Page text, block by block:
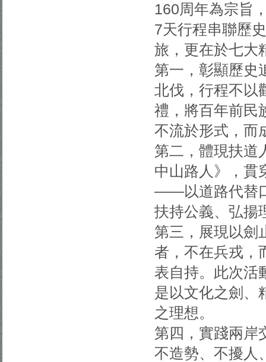
160周年為宗旨
7天行程串聯歷
旅，更在於七大
第一，彰顯歷史
北伐，行程不以
禮，將百年前民
不流於形式，而
第二，體現扶道
中山路人》，貫
——以道路代替
扶持公義、弘揚
第三，展現以劍
者，不在兵戎，
表自持。此次活
是以文化之劍、
之理想。
第四，實踐兩岸
不造勢、不擾人